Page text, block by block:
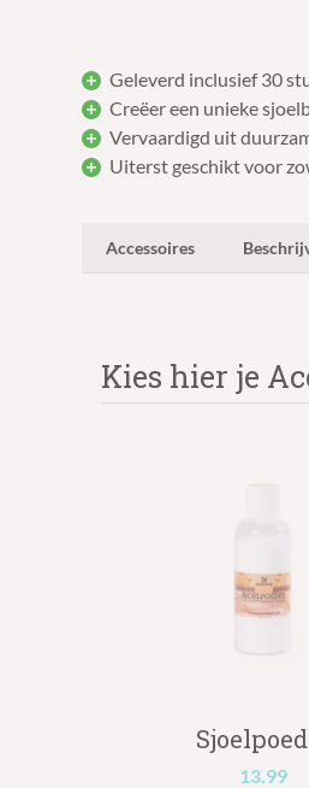
Geleverd inclusief 30
Creëer een unieke
Vervaardigd uit
Uiterst geschikt voor
Accessoires
Kies hier je
13.99